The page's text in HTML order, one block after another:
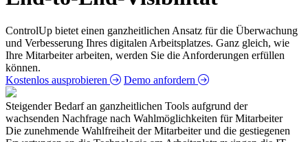
ControlUp bietet einen ganzheitlichen Ansatz für die Überwachung
und Verbesserung Ihres digitalen Arbeitsplatzes. Ganz gleich, wie
Ihre Mitarbeiter arbeiten, werden Sie die Anforderungen erfüllen
können.
Kostenlos ausprobieren
Demo anfordern
Steigender Bedarf an ganzheitlichen Tools aufgrund der
wachsenden Nachfrage nach Wahlmöglichkeiten für Mitarbeiter
Die zunehmende Wahlfreiheit der Mitarbeiter und die gestiegenen